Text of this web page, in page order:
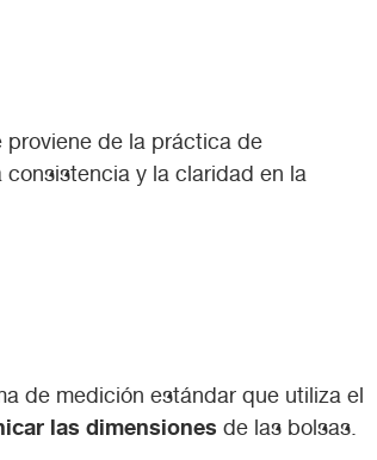
proviene de la práctica de
y la claridad en la
de medición estándar que utiliza el
las dimensiones de las bolsas.